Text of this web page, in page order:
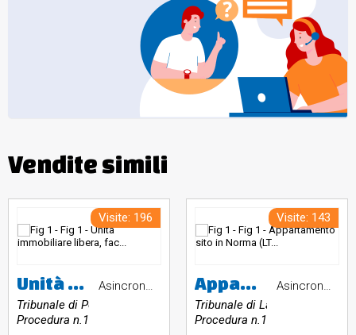
Vendite simili
Visite: 196
Unità immobiliare libera, facente parte di un fabbricato a schiera di fine anni 90, su quattro livelli collegati da scala interna, comprendente: garage al piano 1°sottostrada accessibile da corsia carrabile di uso condominiale; porzione di appartamento al piano terreno con ingresso, soggiorno, cucina, bagno, area scoperta recintata con lastrico e giardino sul fronte e sul retro; porzione di appartamento al piano primo con due camere, disimpegno, bagno e due balconi; soffitta con due locali sotto
Tribunale di Perugia
Procedura n.155/2023
Asincrona telematica
Visite: 143
Appartamento sito in Norma (LT), Via Michelangelo Buonarroti n. 67, piano secondo, interno 8. Immobile censito al Catasto Fabbricati del Comune di Norma, foglio 19, particella 1090, subalterno 10, categoria A/3, classe 4, vani 4,5, rendita catastale euro 278,93. L'immobile è composto da ingresso, soggiorno, cucina, due camere da letto, bagno e ripostiglio. Pertinenza: cantina al piano seminterrato, foglio 19, particella 1090, subalterno 14, categoria C/2. Valore di stima: euro 65.504,00.
Tribunale di Latina
Procedura n.173/2024
Asincrona telematica